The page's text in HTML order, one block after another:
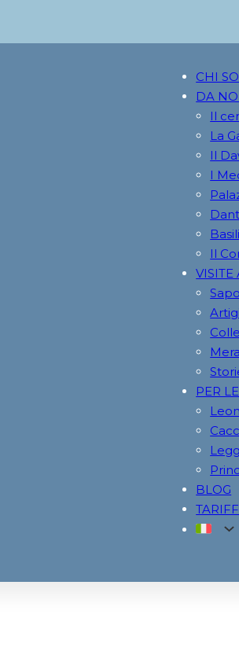
CHI
DA
Il
La
Il
I
Il
VISITE
PER
BLOG